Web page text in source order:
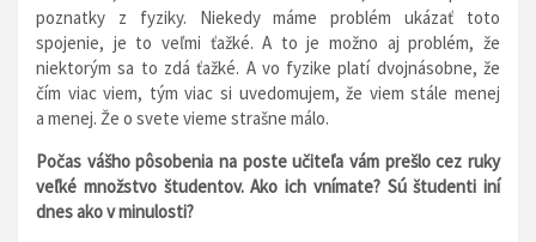
poznatky z fyziky. Niekedy máme problém ukázať toto
spojenie, je to veľmi ťažké. A to je možno aj problém, že
niektorým sa to zdá ťažké. A vo fyzike platí dvojnásobne, že
čím viac viem, tým viac si uvedomujem, že viem stále menej
a menej. Že o svete vieme strašne málo.
Počas vášho pôsobenia na poste učiteľa vám prešlo cez ruky
veľké množstvo študentov. Ako ich vnímate? Sú študenti iní
dnes ako v minulosti?